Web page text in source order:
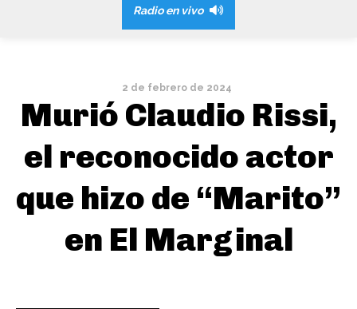
Radio en vivo
2 de febrero de 2024
Murió Claudio Rissi,
el reconocido actor
que hizo de “Marito”
en El Marginal